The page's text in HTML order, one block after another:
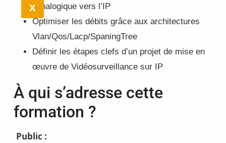
Xl’analogique vers l’IP
Optimiser les débits grâce aux architectures
Vlan/Qos/Lacp/SpaningTree
Définir les étapes clefs d’un projet de mise en
œuvre de Vidéosurveillance sur IP
À qui s’adresse cette
formation ?
Public :